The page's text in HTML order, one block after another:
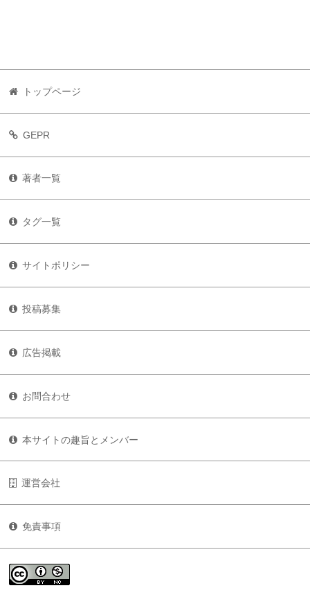
トップページ
GEPR
著者一覧
タグ一覧
サイトポリシー
投稿募集
広告掲載
お問合わせ
本サイトの趣旨とメンバー
運営会社
免責事項